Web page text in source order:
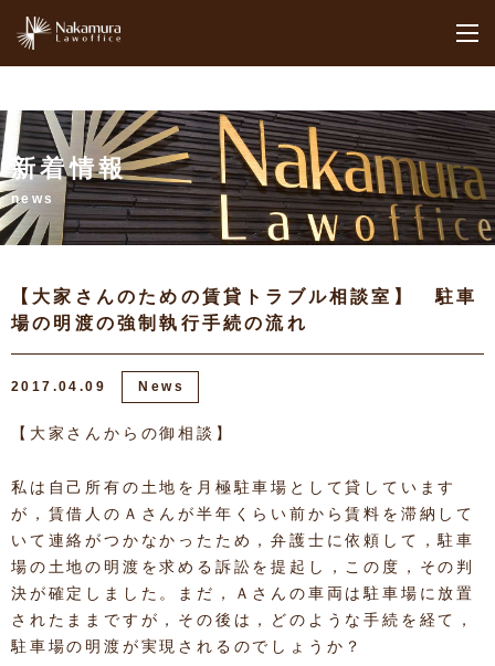
新着情報
news
【大家さんのための賃貸トラブル相談室】 駐車
場の明渡の強制執行手続の流れ
2017.04.09 News
【大家さんからの御相談】
私は自己所有の土地を月極駐車場として貸しています
が，賃借人のＡさんが半年くらい前から賃料を滞納して
いて連絡がつかなかったため，弁護士に依頼して，駐車
場の土地の明渡を求める訴訟を提起し，この度，その判
決が確定しました。まだ，Ａさんの車両は駐車場に放置
されたままですが，その後は，どのような手続を経て，
駐車場の明渡が実現されるのでしょうか？